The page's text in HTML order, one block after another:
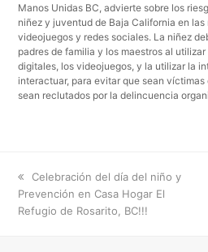
Manos Unidas BC, advierte sobre los
niñez y juventud de Baja California en las
videojuegos y redes sociales. La niñez
padres de familia y los maestros al
digitales, los videojuegos, y la utilizar la
interactuar, para evitar que sean
sean reclutados por la delincuencia
previous
post:
Celebración del día del niño y
Prevención en Casa Hogar El
Refugio de Rosarito, BC!!!